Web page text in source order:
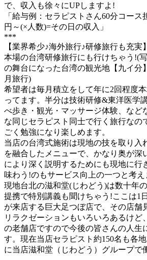
で、収入も徐々にUPしますよ!
「給与例：セラピストさん60分コース
円～(×人数)=その日の収入」
***
【業界希少♪海外旅行♪研修旅行も充実
本場の台湾研修旅行にも行けちゃう!(
の舞台になった台湾の観光地【九イ分
月旅行)
希望者は毎月積立をして年に2回程度
ってます。半分は技術研修&東洋医学
べ歩き・観光・マッサージ体験、など
な同じセラピスト同士で行く旅行なの
ごく勉強になり楽しめます。
当店の台湾式施術は現地の技を取り入
を融合したメニューで、かなり奥が深
により深く説明するためにも現地に行
味わう!のもサービス向上の一つと考え
現地台北の滋和堂(じわどう)は数十年
提携で特別講義も聞けちゃう!ここは1
が来店する巨大足つぼ店で、その店舗
リラクゼーションもいろいろあるけど
の老舗店ですので今後の皆さんの人生
す。現在当店セラピスト約150名も各
に当店滋和堂（じわどう）グループで